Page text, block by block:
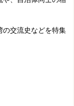
交流史などを特集